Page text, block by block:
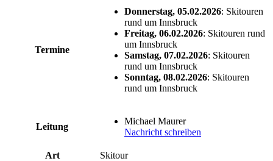
Termine
Donnerstag, 05.02.2026: Skitouren
rund um Innsbruck
Freitag, 06.02.2026: Skitouren rund
um Innsbruck
Samstag, 07.02.2026: Skitouren
rund um Innsbruck
Sonntag, 08.02.2026: Skitouren
rund um Innsbruck
Leitung
Michael Maurer
Nachricht schreiben
Art Skitour